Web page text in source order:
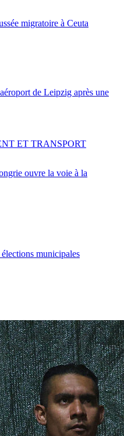
migratoire à Ceuta
de Leipzig après une
ouvre la voie à la
ET TRANSPORT
municipales